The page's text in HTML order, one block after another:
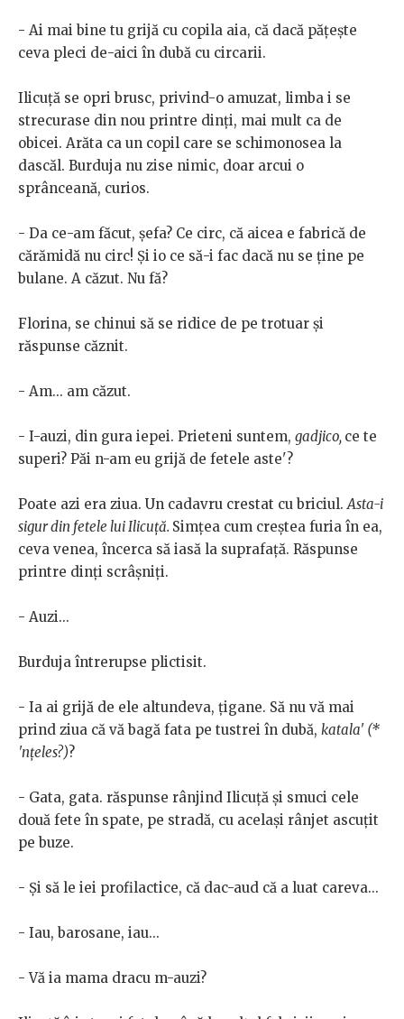
- Ai mai bine tu grijă cu copila aia, că dacă pățește
ceva pleci de-aici în dubă cu circarii.
Ilicuță se opri brusc, privind-o amuzat, limba i se
strecurase din nou printre dinți, mai mult ca de
obicei. Arăta ca un copil care se schimonosea la
dascăl. Burduja nu zise nimic, doar arcui o
sprânceană, curios.
- Da ce-am făcut, șefa? Ce circ, că aicea e fabrică de
cărămidă nu circ! Și io ce să-i fac dacă nu se ține pe
bulane. A căzut. Nu fă?
Florina, se chinui să se ridice de pe trotuar și
răspunse căznit.
- Am... am căzut.
- I-auzi, din gura iepei. Prieteni suntem, gadjico, ce te
superi? Păi n-am eu grijă de fetele aste'?
Poate azi era ziua. Un cadavru crestat cu briciul.Asta-i
sigur din fetele lui Ilicuță. Simțea cum creștea furia în ea,
ceva venea, încerca să iasă la suprafață. Răspunse
printre dinți scrâșniți.
- Auzi...
Burduja întrerupse plictisit.
- Ia ai grijă de ele altundeva, țigane. Să nu vă mai
prind ziua că vă bagă fata pe tustrei în dubă, katala' (*
'nțeles?)?
- Gata, gata. răspunse rânjind Ilicuță și smuci cele
două fete în spate, pe stradă, cu același rânjet ascuțit
pe buze.
- Și să le iei profilactice, că dac-aud că a luat careva...
- Iau, barosane, iau...
- Vă ia mama dracu m-auzi?